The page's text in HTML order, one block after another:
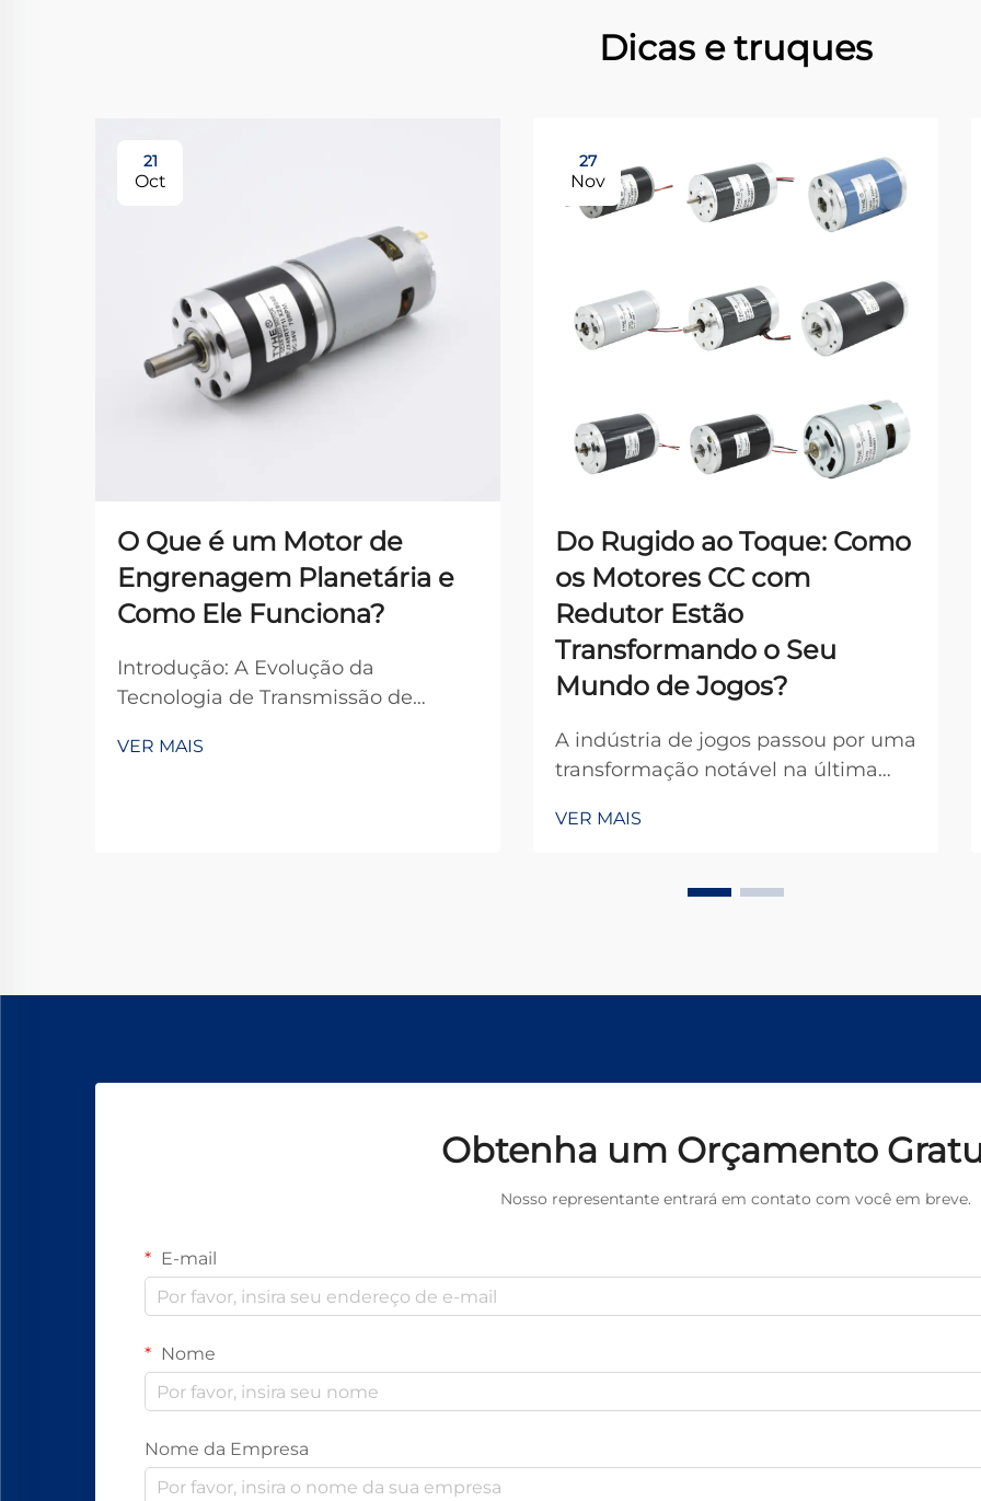
Dicas e truques
21
Oct
O Que é um Motor de
Engrenagem Planetária e
Como Ele Funciona?
Introdução: A Evolução da
Tecnologia de Transmissão de
engrenagens planetárias
VER MAIS
27
Nov
Do Rugido ao Toque: Como
os Motores CC com
Redutor Estão
Transformando o Seu
Mundo de Jogos?
A indústria de jogos passou por uma
transformação notável na última
simples baseadas em botões para
desfazem as fronteiras entre o
VER MAIS
Obtenha um Orçamento
Nosso representante entrará em contato com você em breve.
E-mail
Nome
Nome da Empresa